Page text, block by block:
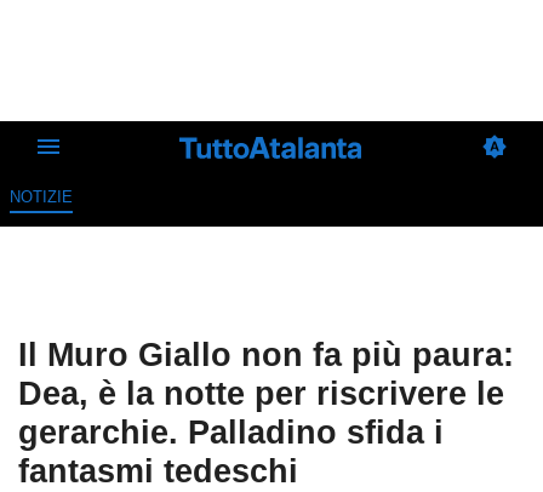
NOTIZIE
Il Muro Giallo non fa più paura:
Dea, è la notte per riscrivere le
gerarchie. Palladino sfida i
fantasmi tedeschi